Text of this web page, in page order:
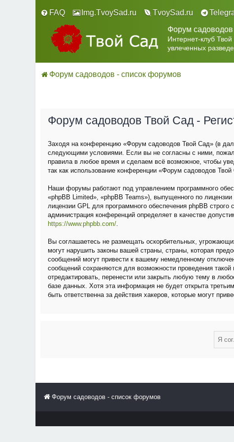
FAQ Img.TvoySad.ru TvoySad.ru
Форум
Интернет-клуб
увлеченных
Форум садоводов - список форумов
Форум садоводов Твой Сад -
Заходя на конференцию «Форум садоводов Твой Сад» (в
следующими условиями. Если вы не согласны с ними,
правила в любое время и сделаем всё возможное, чтобы
так как использование конференции «Форум садоводов
Наши форумы работают под управлением программного
«phpBB Limited», «phpBB Teams»), выпущенного по лицензии
лицензии GPL для программного обеспечения phpBB
администрация конференций определяет в качестве
https://www.phpbb.com/.
Вы соглашаетесь не размещать оскорбительных,
могут нарушить законы вашей страны, страны, которая
сообщений могут привести к вашему немедленному
сообщений сохраняются для возможности проведения
отредактировать, перенести или закрыть любую тему в
базе данных. Хотя эта информация не будет открыта
быть ответственна за действия хакеров, которые могут
Форум садоводов - список форумов